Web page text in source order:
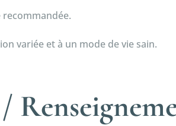
recommandée.
variée et à un mode de vie sain.